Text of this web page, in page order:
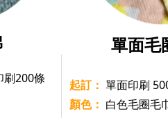
刷200條
單面毛
起訂： 單面印刷
顏色： 白色毛圈毛